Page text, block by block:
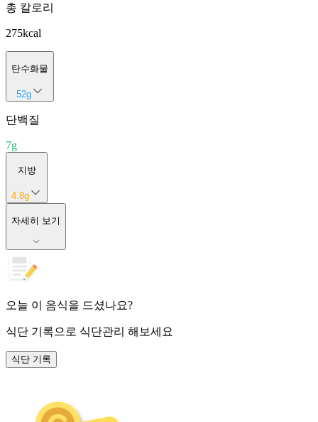
총 칼로리
275kcal
탄수화물
52g
단백질
7g
지방
4.8g
자세히 보기
오늘 이 음식을 드셨나요?
식단 기록으로 식단관리 해보세요
식단 기록